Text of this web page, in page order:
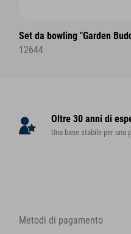
Set da bowling "Garden
12644
Oltre 30 anni di
Una base stabile per una
Metodi di pagamento